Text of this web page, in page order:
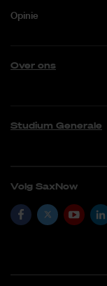
Opinie
Over ons
Studium Generale
Volg SaxNow